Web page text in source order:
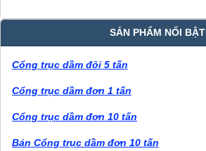
SẢN PHẨM NỔI BẬT
Cổng trục dầm đôi 5 tấn
Cổng trục dầm đơn 1 tấn
Cổng trục dầm đơn 10 tấn
Bán Cổng trục dầm đơn 10 tấn